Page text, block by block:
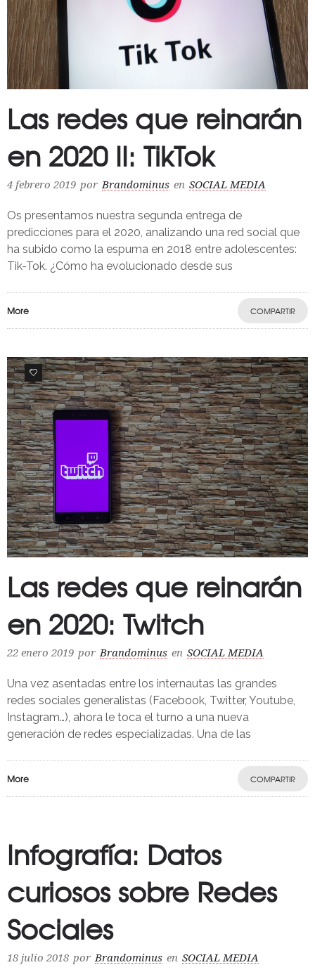
Las redes que reinarán
en 2020 II: TikTok
4 febrero 2019 por Brandominus en SOCIAL MEDIA
Os presentamos nuestra segunda entrega de
predicciones para el 2020, analizando una red social que
ha subido como la espuma en 2018 entre adolescentes:
Tik-Tok. ¿Cómo ha evolucionado desde sus
More COMPARTIR
0
Las redes que reinarán
en 2020: Twitch
22 enero 2019 por Brandominus en SOCIAL MEDIA
Una vez asentadas entre los internautas las grandes
redes sociales generalistas (Facebook, Twitter, Youtube,
Instagram…), ahora le toca el turno a una nueva
generación de redes especializadas. Una de las
More COMPARTIR
Infografía: Datos
curiosos sobre Redes
Sociales
18 julio 2018 por Brandominus en SOCIAL MEDIA